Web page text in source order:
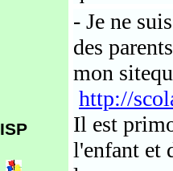
ISP
- Je ne
des
mon
http://
Il est
l'enfant et